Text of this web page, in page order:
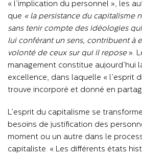
« l’implication du personnel », les
que « la persistance du capitalisme
sans tenir compte des idéologies
lui conférant un sens, contribuent à
volonté de ceux sur qui il repose ».
management constitue aujourd’hui
excellence, dans laquelle « l’esprit
trouve incorporé et donné en
L’esprit du capitalisme se
besoins de justification des
moment ou un autre dans le
capitaliste. « Les différents états